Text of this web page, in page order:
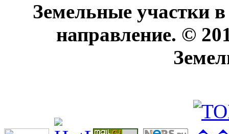
Земельные участки
направление. ©